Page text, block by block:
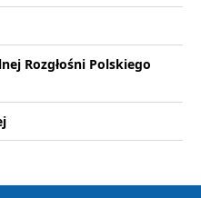
Rozgłośni Polskiego